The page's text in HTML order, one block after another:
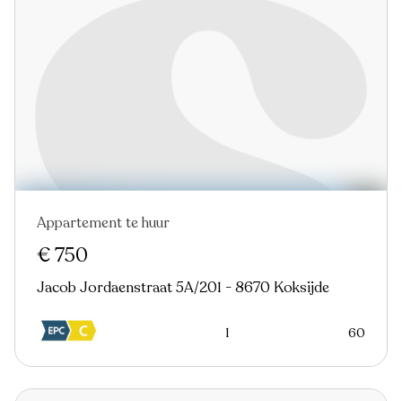
Appartement te huur
€ 750
Jacob Jordaenstraat 5A/201 - 8670 Koksijde
1 60